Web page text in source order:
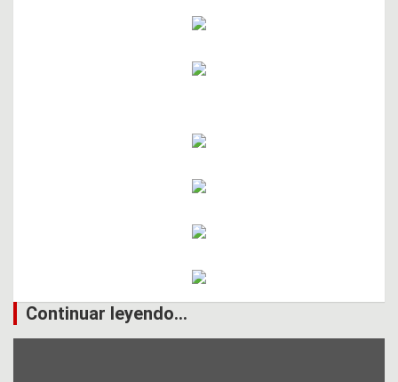
Continuar leyendo...